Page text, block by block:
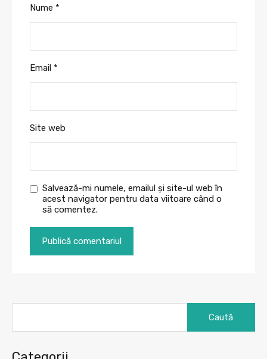
Nume *
Email *
Site web
Salvează-mi numele, emailul și site-ul web în
acest navigator pentru data viitoare când o
să comentez.